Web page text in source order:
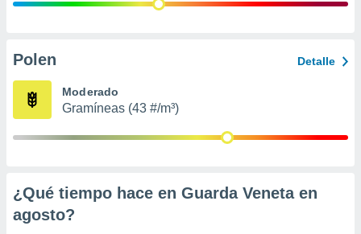
publicidad
de
Polen Detalle
Moderado
Gramíneas (43 #/m³)
¿Qué tiempo hace en Guarda Veneta en
agosto?